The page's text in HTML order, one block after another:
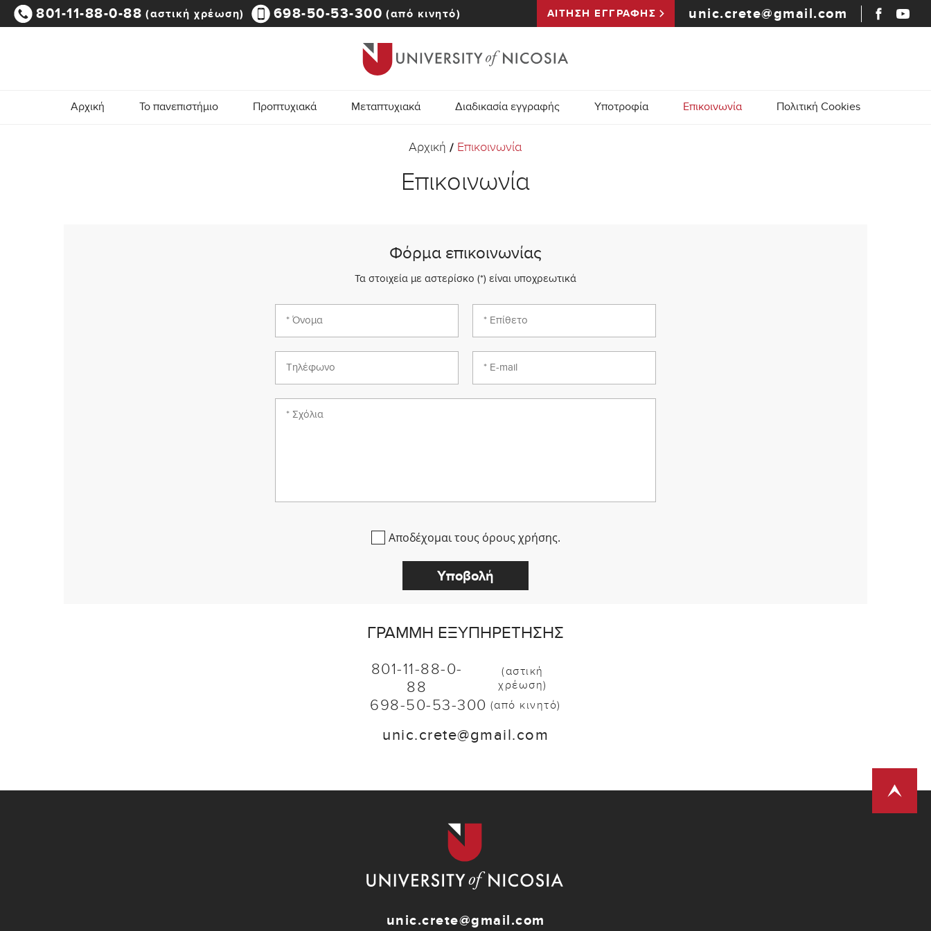
801-11-88-0-88 (αστική χρέωση) 698-50-53-300 (από κινητό) ΑΙΤΗΣΗ ΕΓΓΡΑΦΗΣ unic.crete@gmail.com
Αρχική Το πανεπιστήμιο Προπτυχιακά Μεταπτυχιακά Διαδικασία εγγραφής Υποτροφία Επικοινωνία Πολιτική Cookies
Αρχική / Επικοινωνία
Επικοινωνία
Φόρμα επικοινωνίας
Τα στοιχεία με αστερίσκο (*) είναι υποχρεωτικά
Αποδέχομαι τους όρους χρήσης.
ΓΡΑΜΜΉ ΕΞΥΠΗΡΈΤΗΣΗΣ
801-11-88-0-
88
(αστική
χρέωση)
698-50-53-300 (από κινητό)
unic.crete@gmail.com
unic.crete@gmail.com